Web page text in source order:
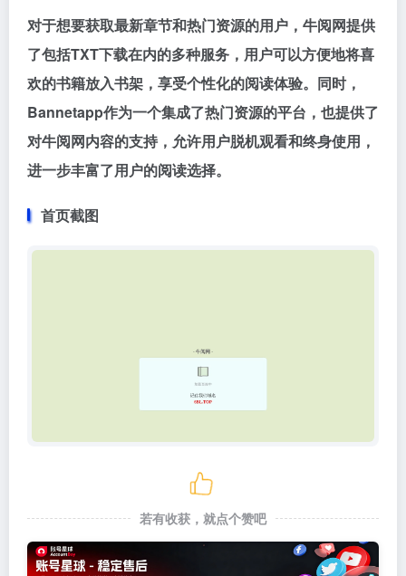
对于想要获取最新章节和热门资源的用户，牛阅网提供
了包括TXT下载在内的多种服务，用户可以方便地将喜
欢的书籍放入书架，享受个性化的阅读体验。同时，
Bannetapp作为一个集成了热门资源的平台，也提供了
对牛阅网内容的支持，允许用户脱机观看和终身使用，
进一步丰富了用户的阅读选择。
首页截图
若有收获，就点个赞吧